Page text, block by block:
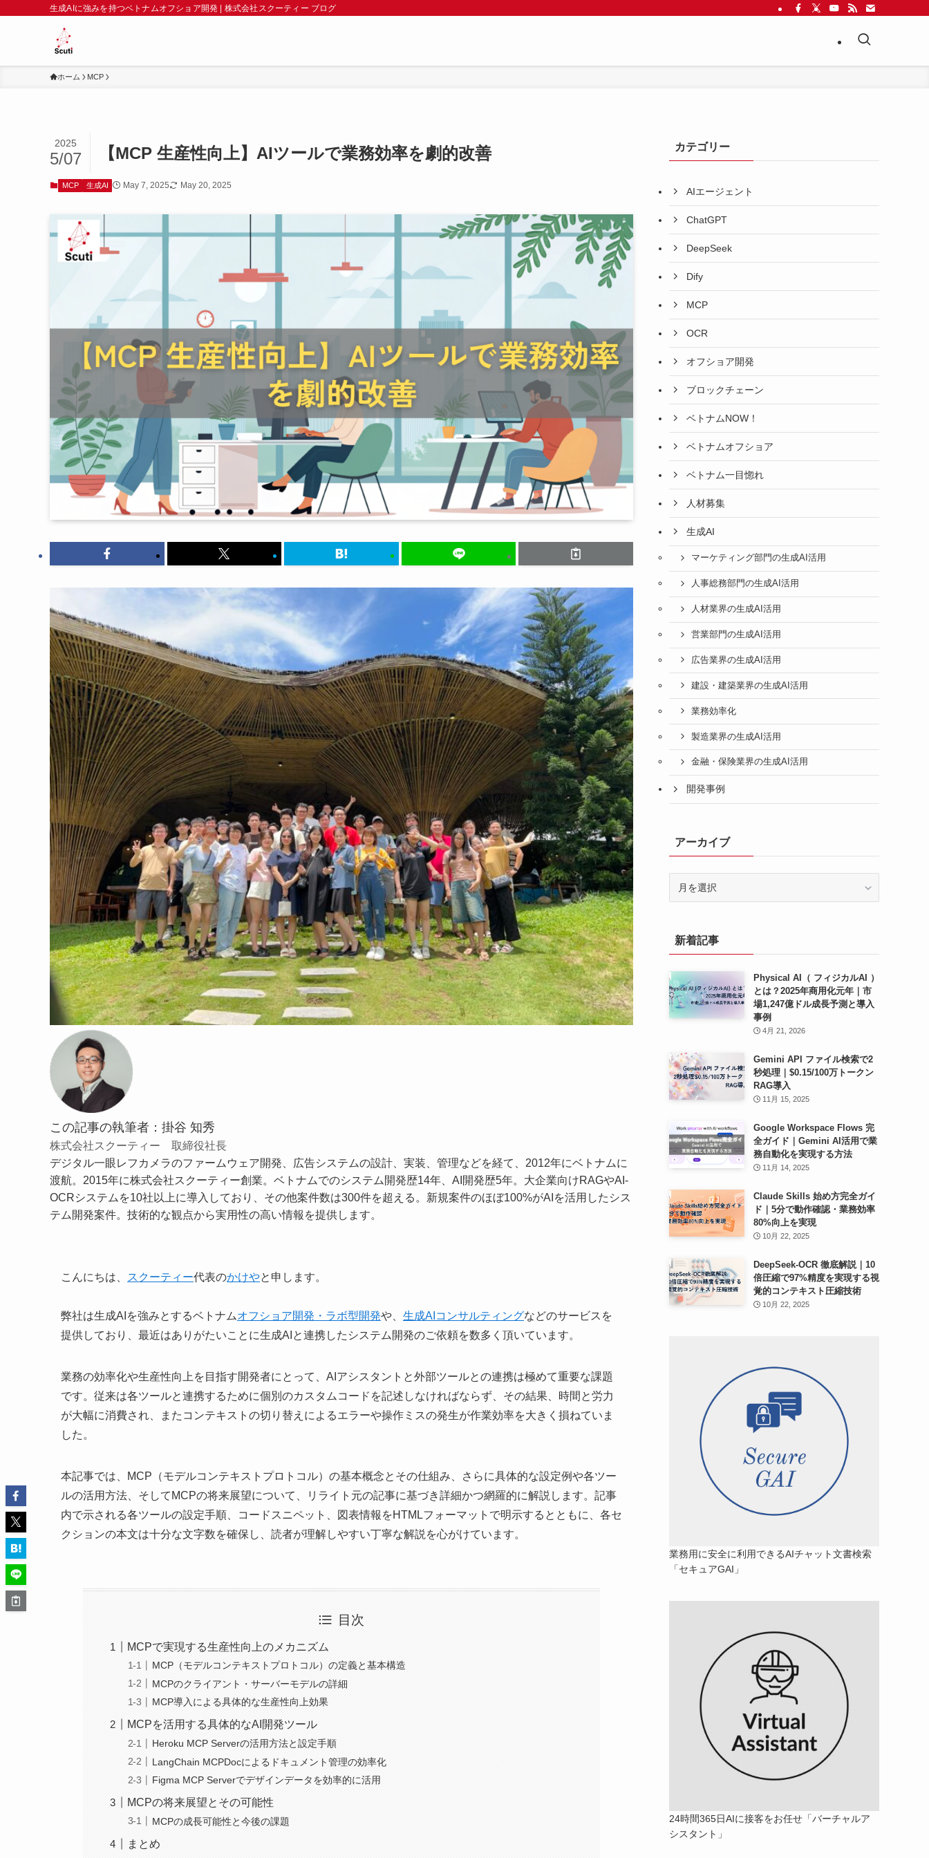
生成AIに強みを持つベトナムオフショア開発 | 株式会社スクーティー ブログ
ホーム MCP
【MCP 生産性向上】AIツールで業務効率を劇的改善
2025
5/07
MCP 生成AI May 7, 2025 May 20, 2025
この記事の執筆者：掛谷 知秀
株式会社スクーティー 取締役社長
デジタル一眼レフカメラのファームウェア開発、広告システムの設計、実装、管理などを経て、2012年にベトナムに
渡航。2015年に株式会社スクーティー創業。ベトナムでのシステム開発歴14年、AI開発歴5年。大企業向けRAGやAI-
OCRシステムを10社以上に導入しており、その他案件数は300件を超える。新規案件のほぼ100%がAIを活用したシス
テム開発案件。技術的な観点から実用性の高い情報を提供します。
こんにちは、 スクーティー代表のかけやと申します。
弊社は生成AIを強みとするベトナムオフショア開発・ラボ型開発や、 生成AIコンサルティングなどのサービスを
提供しており、最近はありがたいことに生成AIと連携したシステム開発のご依頼を数多く頂いています。
業務の効率化や生産性向上を目指す開発者にとって、AIアシスタントと外部ツールとの連携は極めて重要な課題
です。従来は各ツールと連携するために個別のカスタムコードを記述しなければならず、その結果、時間と労力
が大幅に消費され、またコンテキストの切り替えによるエラーや操作ミスの発生が作業効率を大きく損ねていま
した。
本記事では、MCP（モデルコンテキストプロトコル）の基本概念とその仕組み、さらに具体的な設定例や各ツー
ルの活用方法、そしてMCPの将来展望について、リライト元の記事に基づき詳細かつ網羅的に解説します。記事
内で示される各ツールの設定手順、コードスニペット、図表情報をHTMLフォーマットで明示するとともに、各セ
クションの本文は十分な文字数を確保し、読者が理解しやすい丁寧な解説を心がけています。
目次
MCPで実現する生産性向上のメカニズム
MCP（モデルコンテキストプロトコル）の定義と基本構造
MCPのクライアント・サーバーモデルの詳細
MCP導入による具体的な生産性向上効果
MCPを活用する具体的なAI開発ツール
Heroku MCP Serverの活用方法と設定手順
LangChain MCPDocによるドキュメント管理の効率化
Figma MCP Serverでデザインデータを効率的に活用
MCPの将来展望とその可能性
MCPの成長可能性と今後の課題
まとめ
カテゴリー
AIエージェント
ChatGPT
DeepSeek
Dify
MCP
OCR
オフショア開発
ブロックチェーン
ベトナムNOW！
ベトナムオフショア
ベトナム一目惚れ
人材募集
生成AI
マーケティング部門の生成AI活用
人事総務部門の生成AI活用
人材業界の生成AI活用
営業部門の生成AI活用
広告業界の生成AI活用
建設・建築業界の生成AI活用
業務効率化
製造業界の生成AI活用
金融・保険業界の生成AI活用
開発事例
アーカイブ
ブ新着記事
Physical AI（ フィジカルAI ）
とは？2025年商用化元年｜市
場1,247億ドル成長予測と導入
事例
4月 21, 2026
Gemini API ファイル検索で2
秒処理｜$0.15/100万トークン
RAG導入
11月 15, 2025
Google Workspace Flows 完
全ガイド｜Gemini AI活用で業
務自動化を実現する方法
11月 14, 2025
Claude Skills 始め方完全ガイ
ド｜5分で動作確認・業務効率
80%向上を実現
10月 22, 2025
DeepSeek-OCR 徹底解説｜10
倍圧縮で97%精度を実現する視
覚的コンテキスト圧縮技術
10月 22, 2025
業務用に安全に利用できるAIチャット文書検索
「セキュアGAI」
24時間365日AIに接客をお任せ「バーチャルア
シスタント」